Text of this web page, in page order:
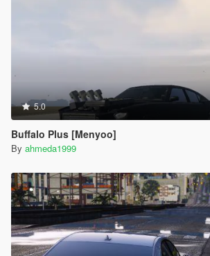
5.0
Buffalo Plus [Menyoo]
By ahmeda1999